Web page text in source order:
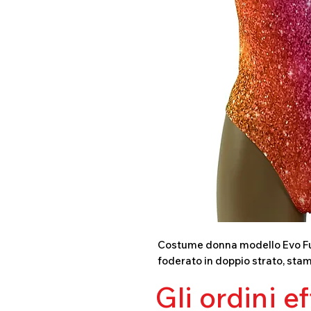
Costume donna modello Evo
foderato in doppio strato,
Gli ordini